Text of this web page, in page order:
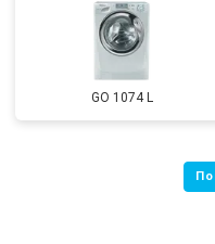
GO 1074 L